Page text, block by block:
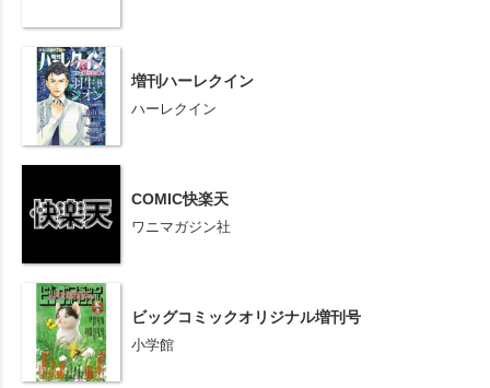
増刊ハーレクイン
ハーレクイン
COMIC快楽天
ワニマガジン社
ビッグコミックオリジナル増刊号
小学館